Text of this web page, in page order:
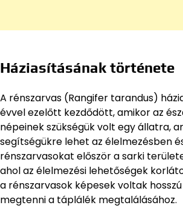
Háziasításának története
A rénszarvas (Rangifer tarandus)
évvel ezelőtt kezdődött, amikor az
népeinek szükségük volt egy állatra,
segítségükre lehet az élelmezésben
rénszarvasokat először a sarki
ahol az élelmezési lehetőségek
a rénszarvasok képesek voltak
megtenni a táplálék megtalálásához.